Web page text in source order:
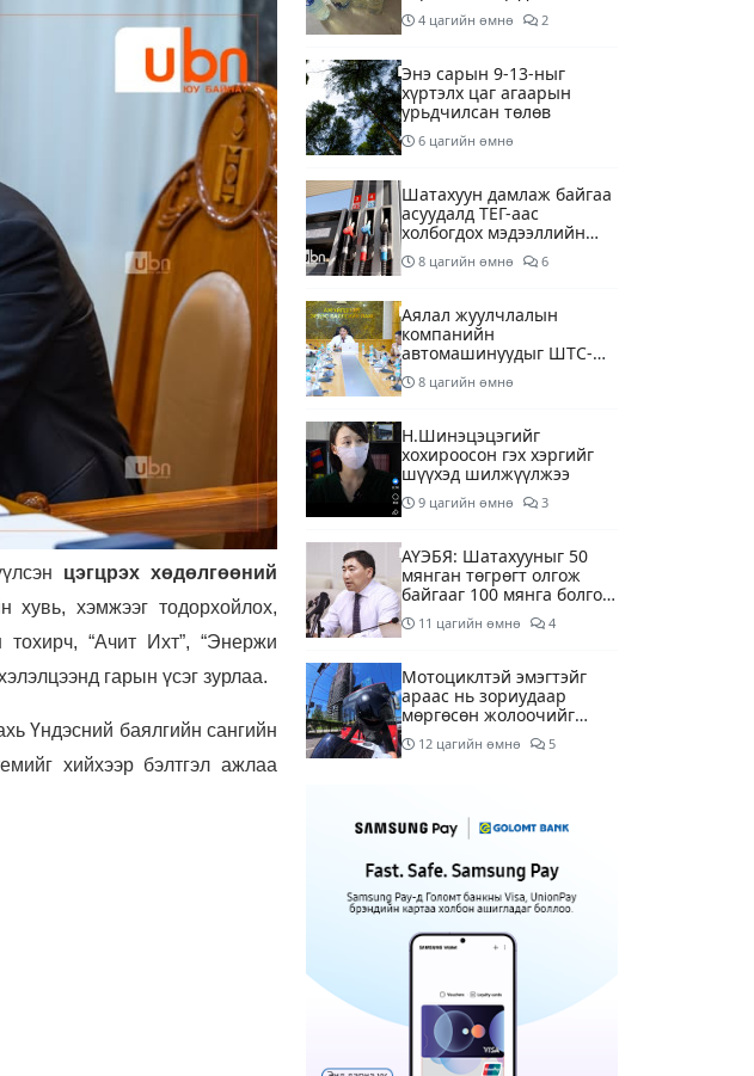
цэгцрэх хөдөлгөөний
хувь, хэмжээг тодорхойлох,
тохирч, “Ачит Ихт”, “Энержи
гарын үсэг зурлаа.
Үндэсний баялгийн сангийн
хийхээр бэлтгэл ажлаа
шалгаж байна
4 цагийн өмнө 2
Энэ сарын 9-13-ныг
хүртэлх цаг агаарын
урьдчилсан төлөв
6 цагийн өмнө
Шатахуун дамлаж байгаа
асуудалд ТЕГ-аас
холбогдох мэдээллийн
дагуу шалгалтын
ажиллагааг эрчимжүүлж
8 цагийн өмнө 6
Аялал жуулчлалын
компанийн
автомашинуудыг ШТС-
ууд хязгаарлалтгүйгээр
шатахуун олгох
8 цагийн өмнө
Н.Шинэцэцэгийг
хохироосон гэх хэргийг
шүүхэд шилжүүлжээ
9 цагийн өмнө 3
АҮЭБЯ: Шатахууныг 50
мянган төгрөгт олгож
байгааг 100 мянга болгож
нэмэгдүүлэхээр ажиллаж
байна
11 цагийн өмнө 4
Мотоциклтэй эмэгтэйг
араас нь зориудаар
мөргөсөн жолоочийг
ажлаас нь чөлөөлжээ
12 цагийн өмнө 5
асуудлаас зугтаалгүй
шатахуун дамлан зарж
тавихыг үүрэгдэв
13 цагийн өмнө 2
Тарвас ачих ажилд
туслахаар гэрээсээ гарсан
10 настай охиныг 7 дахь
АҮЭБЯ: Тэгш, сондгойг
мөрдөөгүй 7 ШТС-д